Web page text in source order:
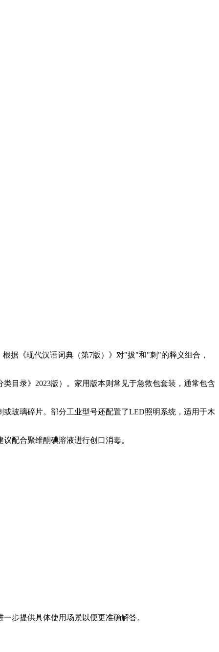
据《现代汉语词典（第7版）》对"拔"和"刺"的释义组合，
目录》2023版）。家用版本则常见于急救包套装，通常包含
玻璃碎片。部分工业型号还配置了LED照明系统，适用于木
配合聚维酮碘溶液进行创口消毒。
步提供具体使用场景以便更准确解答。